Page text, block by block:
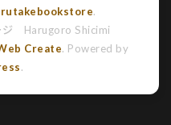
.
ジ Harugoro Shicimi
Create. Powered by
.